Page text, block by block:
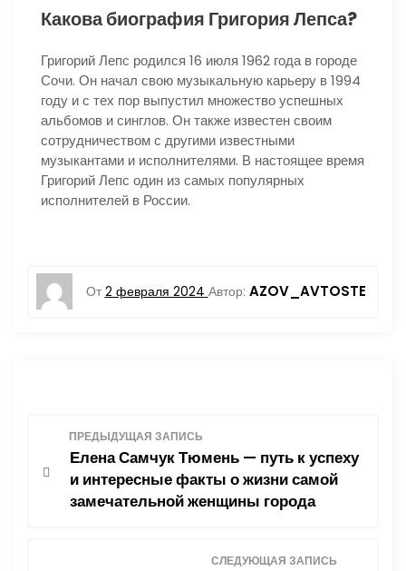
Какова биография Григория Лепса?
Григорий Лепс родился 16 июля 1962 года в городе
Сочи. Он начал свою музыкальную карьеру в 1994
году и с тех пор выпустил множество успешных
альбомов и синглов. Он также известен своим
сотрудничеством с другими известными
музыкантами и исполнителями. В настоящее время
Григорий Лепс один из самых популярных
исполнителей в России.
От 2 февраля 2024 Автор: AZOV_AVTOSTE
ПРЕДЫДУЩАЯ ЗАПИСЬ
Елена Самчук Тюмень — путь к успеху
и интересные факты о жизни самой
замечательной женщины города
СЛЕДУЮЩАЯ ЗАПИСЬ